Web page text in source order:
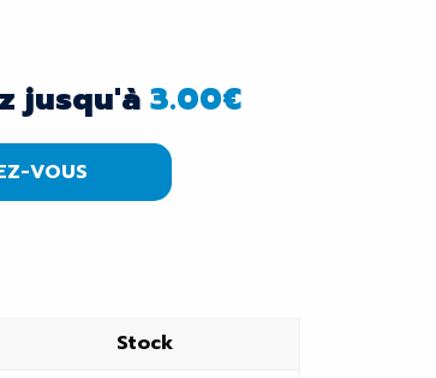
jusqu'à3.00€
VOUS
Stock